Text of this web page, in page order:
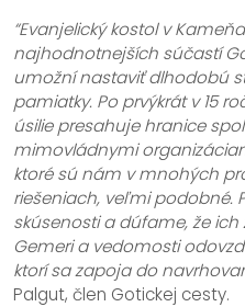
“Evanjelický kostol v
najhodnotnejších súčastí
umožní nastaviť dlhodobú
pamiatky. Po prvýkrát v 15
úsilie presahuje hranice
mimovládnymi
ktoré sú nám v mnohých
riešeniach, veľmi podobné.
skúsenosti a dúfame, že
Gemeri a vedomosti
ktorí sa zapoja do
Palgut, člen Gotickej cesty.